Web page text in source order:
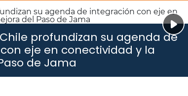
profundizan su agenda de
eje en conectividad y la
de Jama